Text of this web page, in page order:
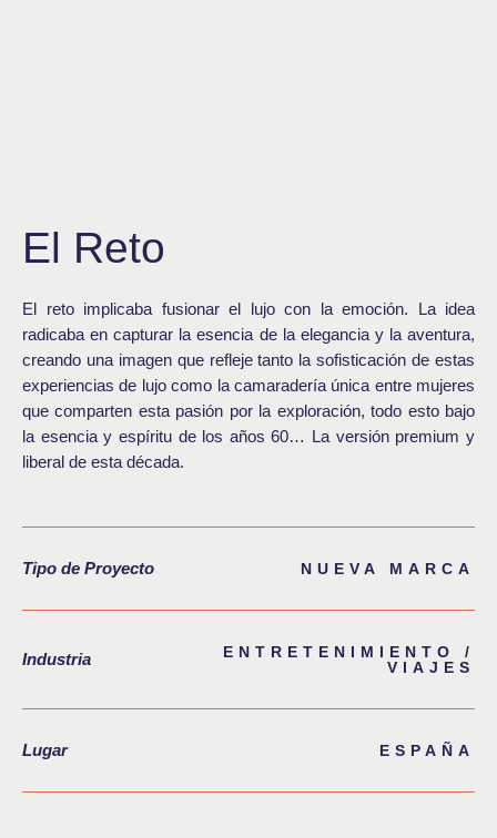
El Reto
El reto implicaba fusionar el lujo con la emoción. La idea
radicaba en capturar la esencia de la elegancia y la aventura,
creando una imagen que refleje tanto la sofisticación de estas
experiencias de lujo como la camaradería única entre mujeres
que comparten esta pasión por la exploración, todo esto bajo
la esencia y espíritu de los años 60… La versión premium y
liberal de esta década.
Tipo de Proyecto NUEVA MARCA
Industria
ENTRETENIMIENTO /
VIAJES
Lugar ESPAÑA